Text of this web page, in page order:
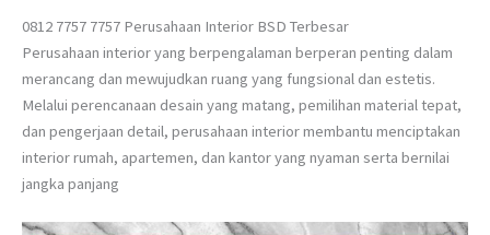
0812 7757 7757 Perusahaan Interior BSD Terbesar
Perusahaan interior yang berpengalaman berperan penting dalam
merancang dan mewujudkan ruang yang fungsional dan estetis.
Melalui perencanaan desain yang matang, pemilihan material tepat,
dan pengerjaan detail, perusahaan interior membantu menciptakan
interior rumah, apartemen, dan kantor yang nyaman serta bernilai
jangka panjang